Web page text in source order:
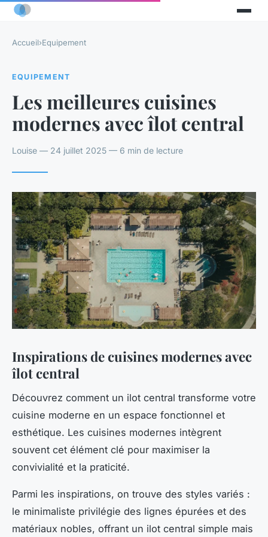
Accueil›Equipement
EQUIPEMENT
Les meilleures cuisines
modernes avec îlot central
Louise — 24 juillet 2025 — 6 min de lecture
Inspirations de cuisines modernes avec
îlot central
Découvrez comment un ilot central transforme votre
cuisine moderne en un espace fonctionnel et
esthétique. Les cuisines modernes intègrent
souvent cet élément clé pour maximiser la
convivialité et la praticité.
Parmi les inspirations, on trouve des styles variés :
le minimaliste privilégie des lignes épurées et des
matériaux nobles, offrant un ilot central simple mais